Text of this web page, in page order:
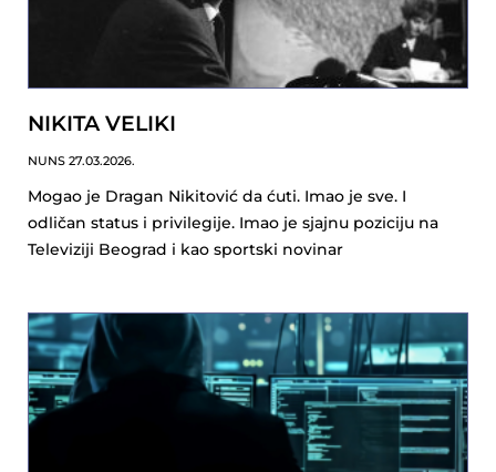
NIKITA VELIKI
NUNS 27.03.2026.
Mogao je Dragan Nikitović da ćuti. Imao je sve. I
odličan status i privilegije. Imao je sjajnu poziciju na
Televiziji Beograd i kao sportski novinar